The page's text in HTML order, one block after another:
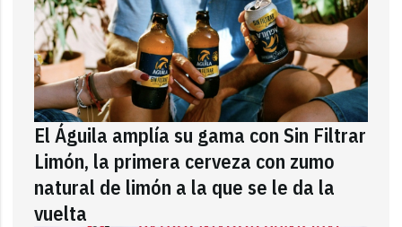
El Águila amplía su gama con Sin Filtrar
Limón, la primera cerveza con zumo
natural de limón a la que se le da la
vuelta